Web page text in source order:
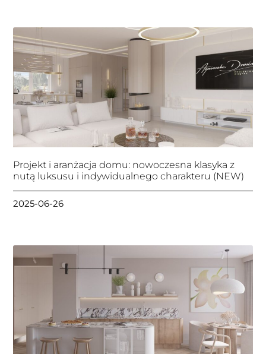
Projekt i aranżacja domu: nowoczesna klasyka z
nutą luksusu i indywidualnego charakteru (NEW)
2025-06-26